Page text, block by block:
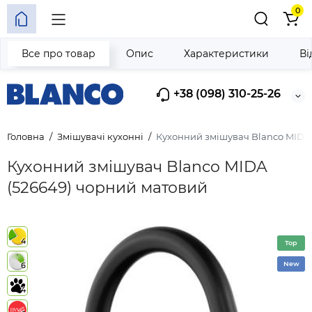
+38 (098) 310-25-26
0
Головна Змішувачі кухонні Кухонний змішувач Blanco
Кухонний змішувач Blanco MIDA
(526649) чорний матовий
Все про товар Опис Характеристики
4
6
4
Top
New